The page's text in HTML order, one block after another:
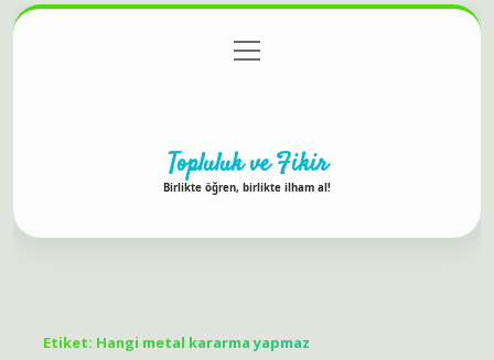
Gizlilik Politikası
menüyü
aç
Topluluk ve Fikir
Birlikte öğren, birlikte ilham al!
Etiket: Hangi metal kararma yapmaz